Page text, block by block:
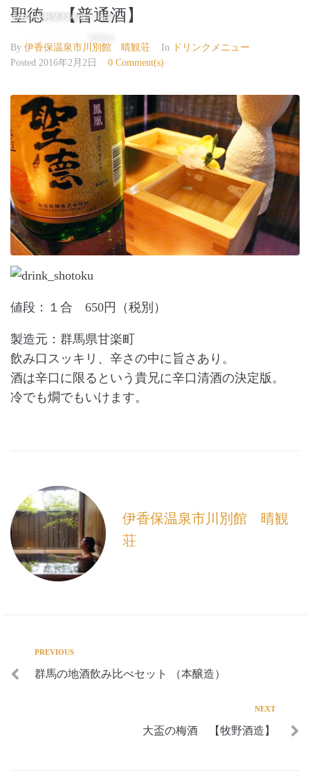
聖徳 【普通酒】
By 伊香保温泉市川別館 晴観荘 In
ドリンクメニュー
Posted 2016年2月2日 0 Comment(s)
値段：１合 650円（税別）
製造元：群馬県甘楽町
飲み口スッキリ、辛さの中に旨さあり。
酒は辛口に限るという貴兄に辛口清酒の決定版。
冷でも燗でもいけます。
伊香保温泉市川別館 晴観
荘
PREVIOUS
群馬の地酒飲み比べセット （本醸造）
NEXT
大盃の梅酒 【牧野酒造】